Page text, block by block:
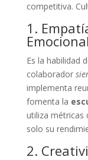
competitiva.
1.
Emocional
Es la habilidad
colaborador
implementa
fomenta la
utiliza métricas
solo su
2.